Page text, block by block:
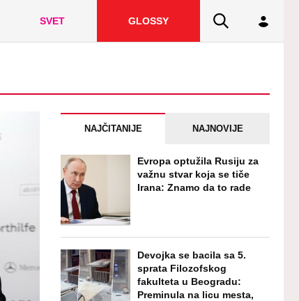
SVET GLOSSY
NAJČITANIJE NAJNOVIJE
Evropa optužila Rusiju za
važnu stvar koja se tiče
Irana: Znamo da to rade
Devojka se bacila sa 5.
sprata Filozofskog
fakulteta u Beogradu:
Preminula na licu mesta,